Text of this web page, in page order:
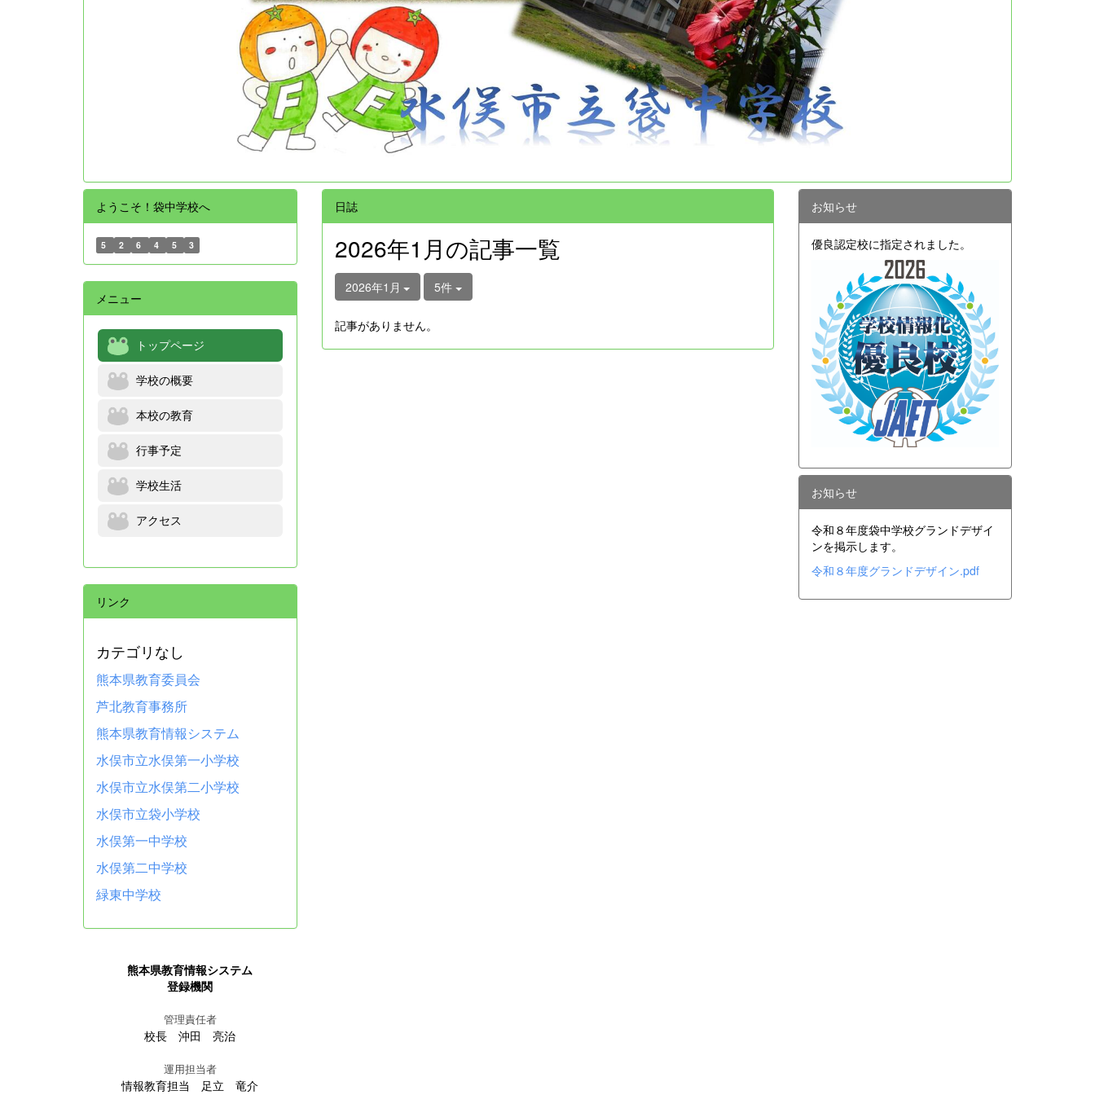
日誌
2026年1月の記事一覧
2026年1月 5件
記事がありません。
ようこそ！袋中学校へ
5 2 6 4 5 3
メニュー
トップページ
学校の概要
本校の教育
行事予定
学校生活
アクセス
リンク
カテゴリなし
熊本県教育委員会
芦北教育事務所
熊本県教育情報システム
水俣市立水俣第一小学校
水俣市立水俣第二小学校
水俣市立袋小学校
水俣第一中学校
水俣第二中学校
緑東中学校
熊本県教育情報システム
登録機関
管理責任者
校長 沖田 亮治
運用担当者
情報教育担当 足立 竜介
お知らせ
優良認定校に指定されました。
お知らせ
令和８年度袋中学校グランドデザイ
ンを掲示します。
令和８年度グランドデザイン.pdf